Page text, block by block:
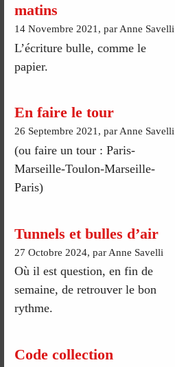
matins
14 Novembre 2021, par Anne Savelli
L’écriture bulle, comme le
papier.
En faire le tour
26 Septembre 2021, par Anne Savelli
(ou faire un tour : Paris-
Marseille-Toulon-Marseille-
Paris)
Tunnels et bulles d’air
27 Octobre 2024, par Anne Savelli
Où il est question, en fin de
semaine, de retrouver le bon
rythme.
Code collection